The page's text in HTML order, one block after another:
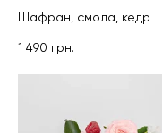
Шафран, смола, кедр
1 490 грн.